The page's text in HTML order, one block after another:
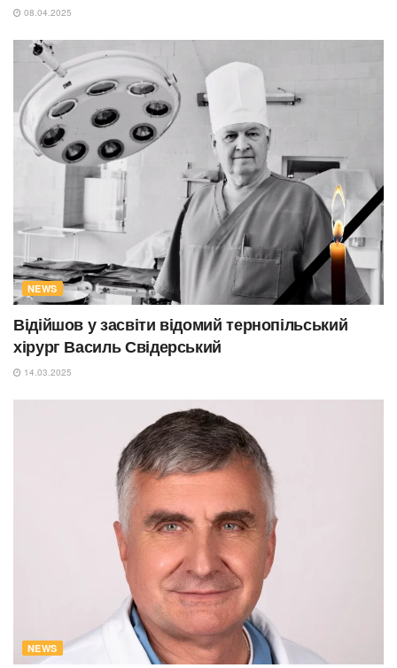
08.04.2025
NEWS
Відійшов у засвіти відомий тернопільський
хірург Василь Свідерський
14.03.2025
NEWS